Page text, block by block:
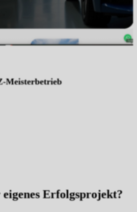
Meisterbetrieb
Erfolgsprojekt?